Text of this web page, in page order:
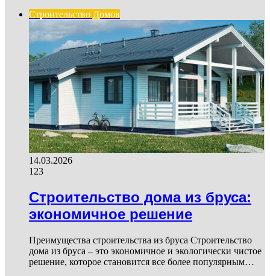
Строительство Домов
14.03.2026
123
Строительство дома из бруса:
экономичное решение
Преимущества строительства из бруса Строительство
дома из бруса – это экономичное и экологически чистое
решение, которое становится все более популярным…